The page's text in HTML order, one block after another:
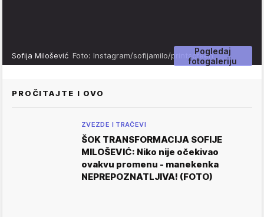
Pogledaj
fotogaleriju
Sofija Milošević Foto: Instagram/sofijamilo/printscreen
PROČITAJTE I OVO
ZVEZDE I TRAČEVI
ŠOK TRANSFORMACIJA SOFIJE
MILOŠEVIĆ: Niko nije očekivao
ovakvu promenu - manekenka
NEPREPOZNATLJIVA! (FOTO)